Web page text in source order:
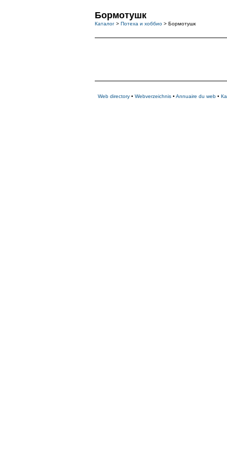
Бормотушк
Каталог > Потеха и хоббио > Бормотушк
Web directory • Webverzeichnis • Annuaire du web •